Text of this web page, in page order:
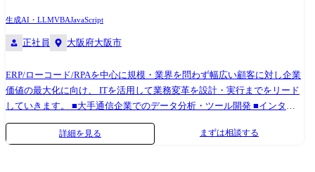
生成AI・LLMVBAJavaScript
正社員 大阪府大阪市
ERP/ローコード/RPAを中心に規模・業界を問わず幅広い顧客に対し企業
価値の最大化に向け、 ITを活用して業務変革を設計・実行までをリード
していきます。 ■大手通信企業でのデータ分析・ツール開発 ■インター
ネットサービス事業会社のデータ分析 ■ITソリューション企業のデータ
プラットフォーム推進・構築 ■CRM企業の業務自動化支援 など 2018年
詳細を見る まずは相談する